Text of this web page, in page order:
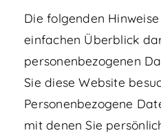
Die folgenden
einfachen Überblick
personenbezogenen
Sie diese Website
Personenbezogene
mit denen Sie